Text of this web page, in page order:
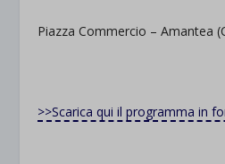
Piazza Commercio – Amantea
>>Scarica qui il programma in